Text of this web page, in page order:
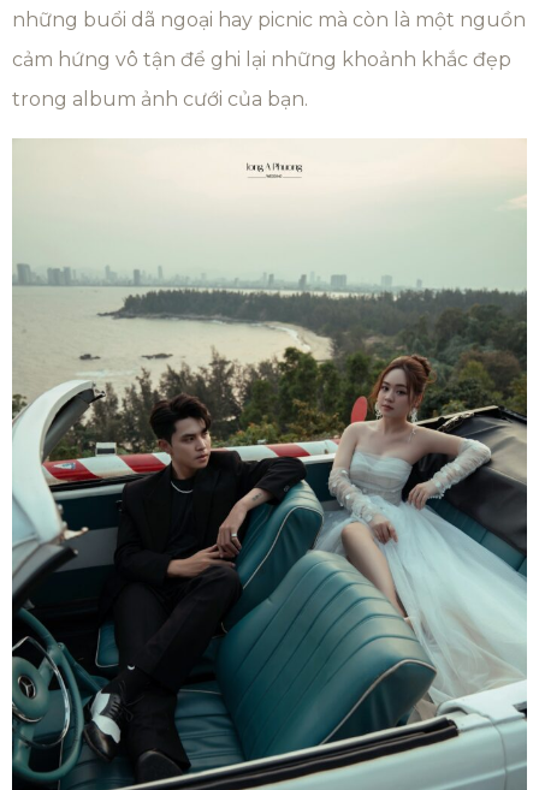
những buổi dã ngoại hay picnic mà còn là một nguồn
cảm hứng vô tận để ghi lại những khoảnh khắc đẹp
trong album ảnh cưới của bạn.